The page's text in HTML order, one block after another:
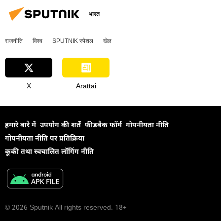
मध्य पूर्व
द्विपक्षीय रिश्तेभारत
राजनीति विश्व SPUTNIK स्पेशल खेल
X Arattai
हमारे बारे में उपयोग की शर्तें फीडबैक फॉर्म गोपनीयता नीति
गोपनीयता नीति पर प्रतिक्रिया
कूकी तथा स्वचालित लॉगिंग नीति
© 2026 Sputnik All rights reserved. 18+